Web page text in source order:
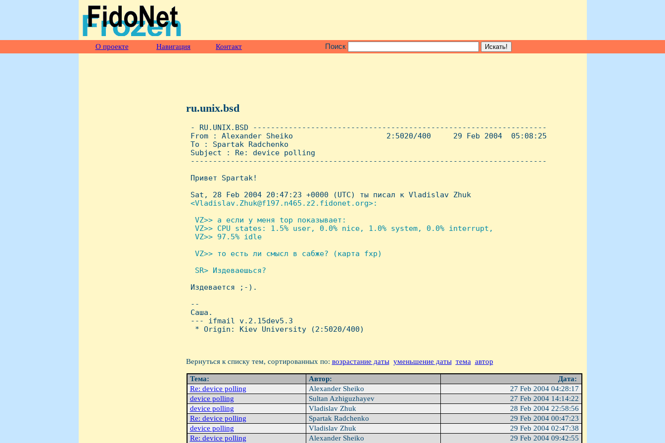
О проекте Навигация Контакт Поиск
ru.unix.bsd
- RU.UNIX.BSD ------------------------------------------------------------------
From : Alexander Sheiko                     2:5020/400     29 Feb 2004  05:08:25
To : Spartak Radchenko
Subject : Re: device polling
--------------------------------------------------------------------------------
Привет Spartak!
Sat, 28 Feb 2004 20:47:23 +0000 (UTC) ты писал к Vladislav Zhuk
<Vladislav.Zhuk@f197.n465.z2.fidonet.org>:
VZ>> а если у меня top показывает:
  VZ>> CPU states: 1.5% user, 0.0% nice, 1.0% system, 0.0% interrupt,
  VZ>> 97.5% idle
VZ>> то есть ли смысл в сабже? (карта fxp)
SR> Издеваешься?
Издевается ;-).
--
Саша.
--- ifmail v.2.15dev5.3
  * Origin: Kiev University (2:5020/400)
Вернуться к списку тем, сортированных по: возрастание даты уменьшение даты тема автор
Тема: Автор:
Дата:
Re: device polling
Alexander Sheiko
27 Feb 2004 04:28:17
device polling
Sultan Azhiguzhayev
27 Feb 2004 14:14:22
device polling
Vladislav Zhuk
28 Feb 2004 22:58:56
Re: device polling
Spartak Radchenko
29 Feb 2004 00:47:23
device polling
Vladislav Zhuk
29 Feb 2004 02:47:38
Re: device polling
Alexander Sheiko 29 Feb 2004 09:42:55